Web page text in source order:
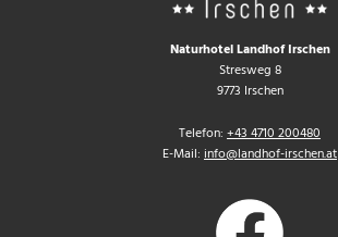
Naturhotel Landhof Irschen
Stresweg 8
9773 Irschen
Telefon: +43 4710 200480
E-Mail: info@landhof-irschen.at